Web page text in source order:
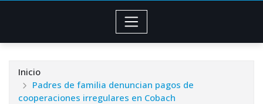
Inicio
Padres de familia denuncian pagos de
cooperaciones irregulares en Cobach